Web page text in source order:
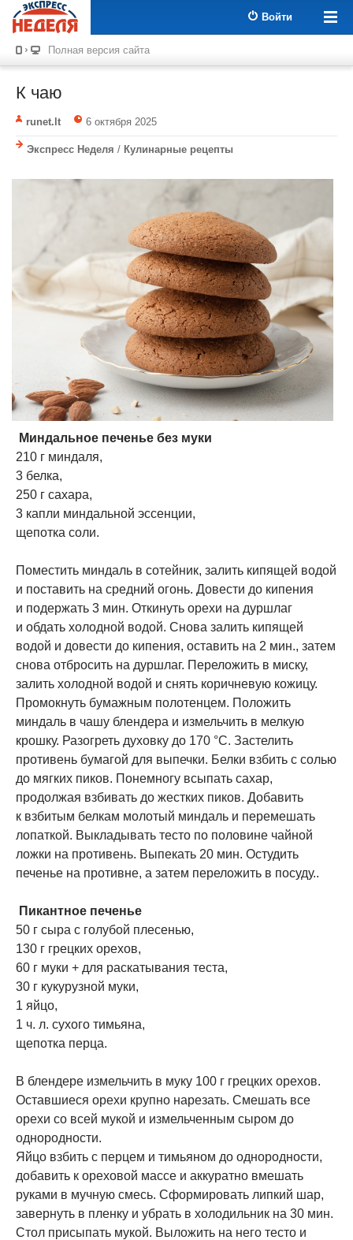
Войти
Полная версия сайта
К чаю
runet.lt 6 октября 2025
Экспресс Неделя / Кулинарные рецепты
​ Миндальное печенье без муки
210 г миндаля,
3 белка,
250 г сахара,
3 капли миндальной эссенции,
щепотка соли.
Поместить миндаль в сотейник, залить кипящей водой
и поставить на средний огонь. Довести до кипения
и подержать 3 мин. Откинуть орехи на дуршлаг
и обдать холодной водой. Снова залить кипящей
водой и довести до кипения, оставить на 2 мин., затем
снова отбросить на дуршлаг. Переложить в миску,
залить холодной водой и снять коричневую кожицу.
Промокнуть бумажным полотенцем. Положить
миндаль в чашу блендера и измельчить в мелкую
крошку. Разогреть духовку до 170 °C. Застелить
противень бумагой для выпечки. Белки взбить с солью
до мягких пиков. Понемногу всыпать сахар,
продолжая взбивать до жестких пиков. Добавить
к взбитым белкам молотый миндаль и перемешать
лопаткой. Выкладывать тесто по половине чайной
ложки на противень. Выпекать 20 мин. Остудить
печенье на противне, а затем переложить в посуду..
​ Пикантное печенье
50 г сыра с голубой плесенью,
130 г грецких орехов,
60 г муки + для раскатывания теста,
30 г кукурузной муки,
1 яйцо,
1 ч. л. сухого тимьяна,
щепотка перца.
В блендере измельчить в муку 100 г грецких орехов.
Оставшиеся орехи крупно нарезать. Смешать все
орехи со всей мукой и измельченным сыром до
однородности.
Яйцо взбить с перцем и тимьяном до однородности,
добавить к ореховой массе и аккуратно вмешать
руками в мучную смесь. Сформировать липкий шар,
завернуть в пленку и убрать в холодильник на 30 мин.
Стол присыпать мукой. Выложить на него тесто и